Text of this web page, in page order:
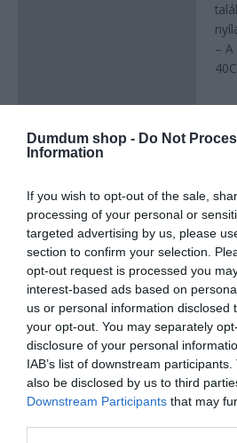
Dumdum shop - Do Not
Information
If you wish to opt-out of the sale,
processing of your personal or
targeted advertising by us, please
section to confirm your selection.
opt-out request is processed you
interest-based ads based on
us or personal information disclosed
your opt-out. You may separately
disclosure of your personal
IAB’s list of downstream
also be disclosed by us to third
Downstream Participants that may
–
Kapcsolódó
Otthon, háztartás